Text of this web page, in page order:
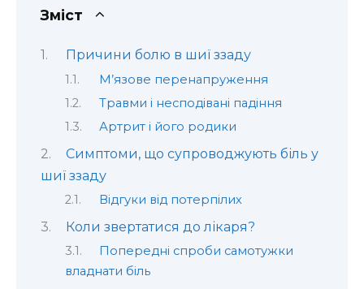
Зміст
Причини болю в шиї ззаду
М’язове перенапруження
Травми і несподівані падіння
Артрит і його родики
Симптоми, що супроводжують біль у
шиї ззаду
Відгуки від потерпілих
Коли звертатися до лікаря?
Попередні спроби самотужки
владнати біль